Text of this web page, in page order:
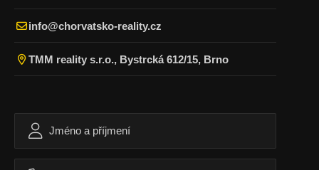
info@chorvatsko-reality.cz
TMM reality s.r.o., Bystrcká 612/15, Brno